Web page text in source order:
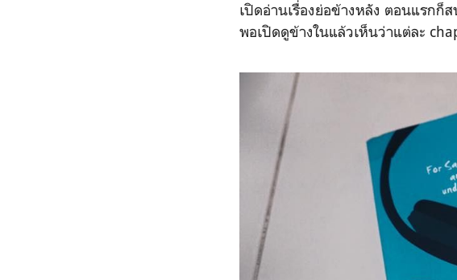
เปิดอ่านเรื่องย่อข้างหลัง ตอนแรกก็
พอเปิดดูข้างในแล้วเห็นว่าแต่ละ